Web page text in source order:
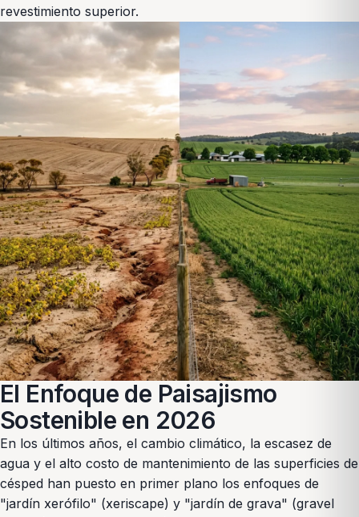
revestimiento superior.
El Enfoque de Paisajismo
Sostenible en 2026
En los últimos años, el cambio climático, la escasez de
agua y el alto costo de mantenimiento de las superficies de
césped han puesto en primer plano los enfoques de
"jardín xerófilo" (xeriscape) y "jardín de grava" (gravel